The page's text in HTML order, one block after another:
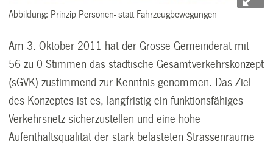
Abbildung: Prinzip Personen- statt Fahrzeugbewegungen
Am 3. Oktober 2011 hat der Grosse Gemeinderat mit
56 zu 0 Stimmen das städtische Gesamtverkehrskonzept
(sGVK) zustimmend zur Kenntnis genommen. Das Ziel
des Konzeptes ist es, langfristig ein funktionsfähiges
Verkehrsnetz sicherzustellen und eine hohe
Aufenthaltsqualität der stark belasteten Strassenräume